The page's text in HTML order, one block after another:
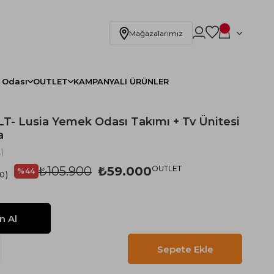
Mağazalarımız
OUTLET KAMPANYALI ÜRÜNLER
Lusia Yemek Odası Takımı + Tv Ünitesi
%44 ₺105.900 ₺59.000OUTLET